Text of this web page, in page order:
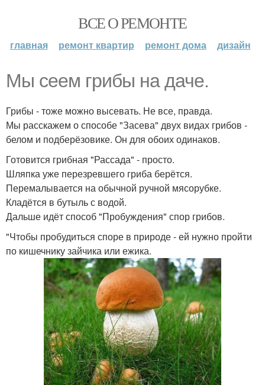
ВСЕ О РЕМОНТЕ
главная ремонт квартир ремонт дома дизайн
Мы сеем грибы на даче.
Грибы - тоже можно высевать. Не все, правда.
Мы расскажем о способе "Засева" двух видах грибов -
белом и подберёзовике. Он для обоих одинаков.
Готовится грибная "Рассада" - просто.
Шляпка уже перезревшего гриба берётся.
Перемалывается на обычной ручной мясорубке.
Кладётся в бутыль с водой.
Дальше идёт способ "Пробуждения" спор грибов.
"Чтобы пробудиться споре в природе - ей нужно пройти
по кишечнику зайчика или ежика.